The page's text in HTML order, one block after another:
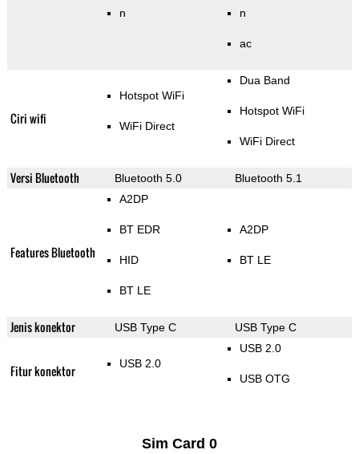
n n
ac
Ciri wifi
Hotspot WiFi
WiFi Direct
Dua Band
Hotspot WiFi
WiFi Direct
Versi Bluetooth Bluetooth 5.0 Bluetooth 5.1
Features Bluetooth
A2DP
BT EDR
HID
BT LE
A2DP
BT LE
Jenis konektor USB Type C USB Type C
Fitur konektor USB 2.0
USB 2.0
USB OTG
Sim Card 0